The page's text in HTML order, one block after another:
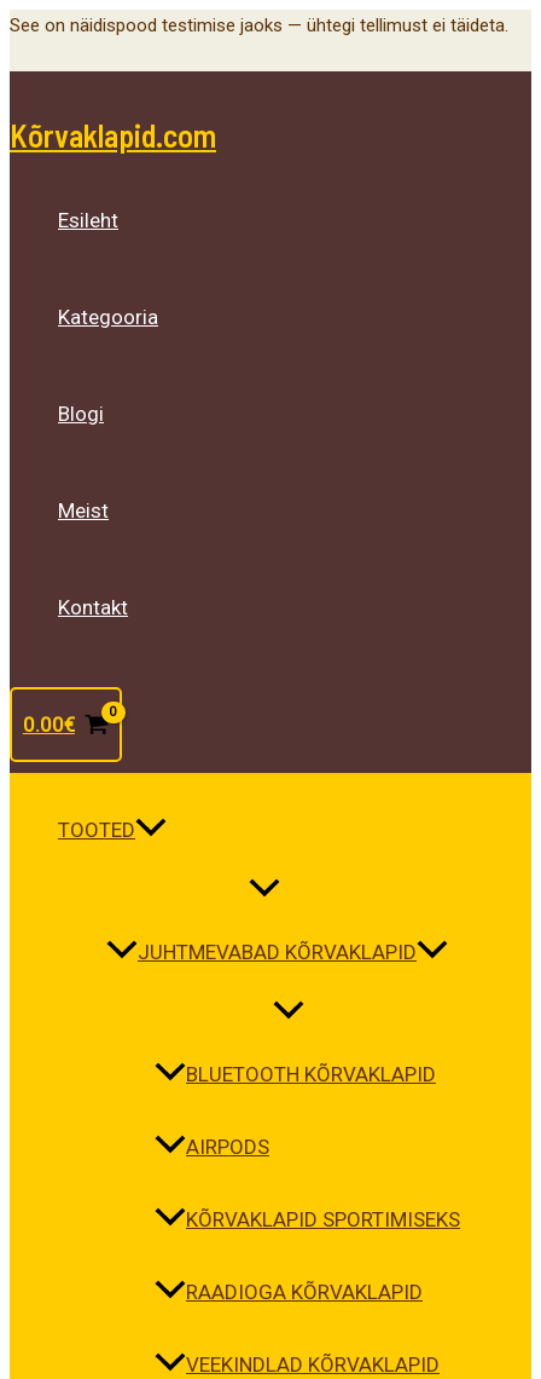
Skip
See on näidispood testimise jaoks — ühtegi tellimust ei täideta.
Kõrvaklapid.com
Esileht
Kategooria
Blogi
Meist
Kontakt
0.00€
TOOTED
Menu
Toggle
JUHTMEVABAD KÕRVAKLAPID
Menu
Toggle
BLUETOOTH KÕRVAKLAPID
AIRPODS
KÕRVAKLAPID SPORTIMISEKS
RAADIOGA KÕRVAKLAPID
VEEKINDLAD KÕRVAKLAPID
Menu
Toggle
Main
Menu